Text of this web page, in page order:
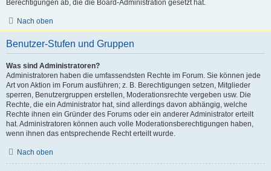
Berechtigungen ab, die die Board-Administration gesetzt hat.
Nach oben
Benutzer-Stufen und Gruppen
Was sind Administratoren?
Administratoren haben die umfassendsten Rechte im Forum. Sie können jede
Art von Aktion im Forum ausführen; z. B. Berechtigungen setzen, Mitglieder
sperren, Benutzergruppen erstellen, Moderationsrechte vergeben usw. Die
Rechte, die ein Administrator hat, sind allerdings davon abhängig, welche
Rechte ihnen ein Gründer des Forums oder ein anderer Administrator erteilt
hat. Administratoren können auch volle Moderationsberechtigungen haben,
wenn ihnen das entsprechende Recht erteilt wurde.
Nach oben